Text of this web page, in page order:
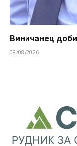
Виничанец
08/08/2026